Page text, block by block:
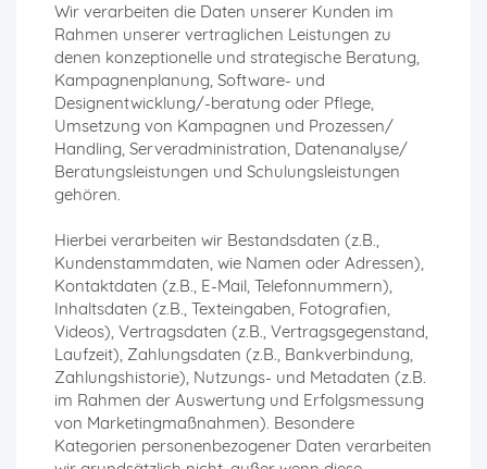
Wir verarbeiten die Daten unserer Kunden im
Rahmen unserer vertraglichen Leistungen zu
denen konzeptionelle und strategische Beratung,
Kampagnenplanung, Software- und
Designentwicklung/-beratung oder Pflege,
Umsetzung von Kampagnen und Prozessen/
Handling, Serveradministration, Datenanalyse/
Beratungsleistungen und Schulungsleistungen
gehören.
Hierbei verarbeiten wir Bestandsdaten (z.B.,
Kundenstammdaten, wie Namen oder Adressen),
Kontaktdaten (z.B., E-Mail, Telefonnummern),
Inhaltsdaten (z.B., Texteingaben, Fotografien,
Videos), Vertragsdaten (z.B., Vertragsgegenstand,
Laufzeit), Zahlungsdaten (z.B., Bankverbindung,
Zahlungshistorie), Nutzungs- und Metadaten (z.B.
im Rahmen der Auswertung und Erfolgsmessung
von Marketingmaßnahmen). Besondere
Kategorien personenbezogener Daten verarbeiten